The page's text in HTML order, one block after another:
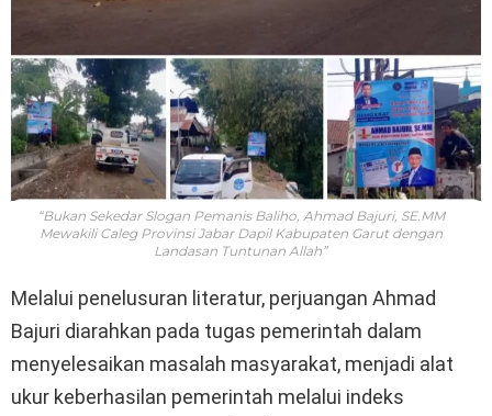
“Bukan Sekedar Slogan Pemanis Baliho, Ahmad Bajuri, SE.MM
Mewakili Caleg Provinsi Jabar Dapil Kabupaten Garut dengan
Landasan Tuntunan Allah”
Melalui penelusuran literatur, perjuangan Ahmad
Bajuri diarahkan pada tugas pemerintah dalam
menyelesaikan masalah masyarakat, menjadi alat
ukur keberhasilan pemerintah melalui indeks